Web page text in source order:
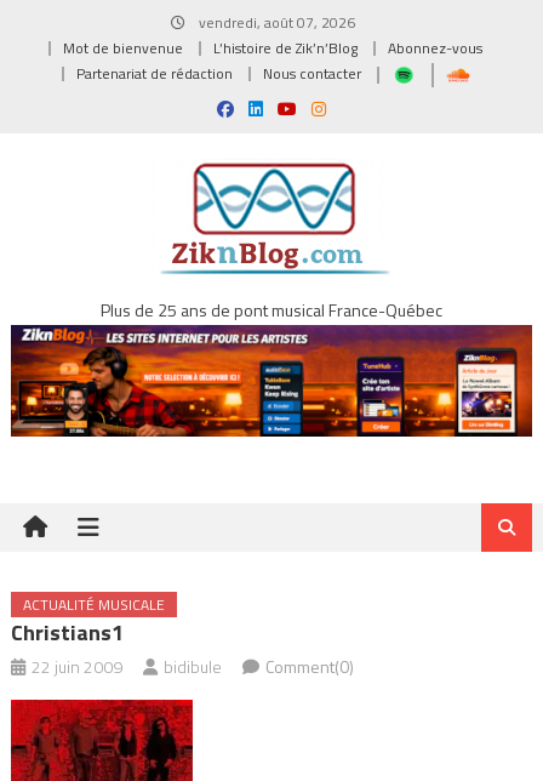
vendredi, août 07, 2026
Mot de bienvenue
L’histoire de Zik’n’Blog
Abonnez-vous
Partenariat de rédaction
Nous contacter
Plus de 25 ans de pont musical France-Québec
ACTUALITÉ MUSICALE
Christians1
22 juin 2009 bidibule Comment(0)